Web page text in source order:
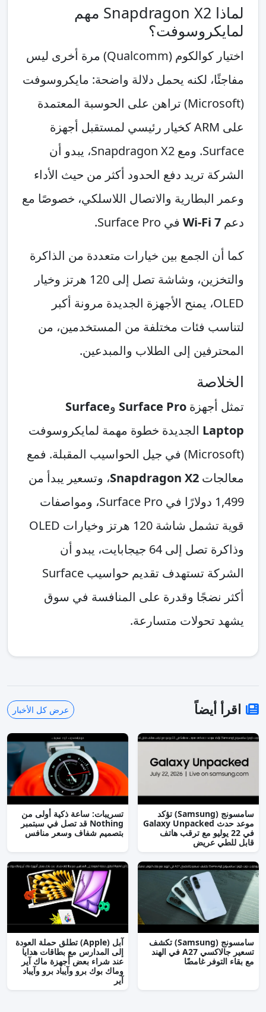
لماذا Snapdragon X2 مهم
لمايكروسوفت؟
اختيار كوالكوم (Qualcomm) مرة أخرى ليس
مفاجئًا، لكنه يحمل دلالة واضحة: مايكروسوفت
(Microsoft) تراهن على الحوسبة المعتمدة
على ARM كخيار رئيسي لمستقبل أجهزة
Surface. ومع Snapdragon X2، يبدو أن
الشركة تريد دفع الحدود أكثر من حيث الأداء
وعمر البطارية والاتصال اللاسلكي، خصوصًا مع
دعم Wi‑Fi 7 في Surface Pro.
كما أن الجمع بين خيارات متعددة من الذاكرة
والتخزين، وشاشة تصل إلى 120 هرتز وخيار
OLED، يمنح الأجهزة الجديدة مرونة أكبر
لتناسب فئات مختلفة من المستخدمين، من
المحترفين إلى الطلاب والمبدعين.
الخلاصة
تمثل أجهزة Surface Pro وSurface
Laptop الجديدة خطوة مهمة لمايكروسوفت
(Microsoft) في جيل الحواسيب المقبلة. فمع
معالجات Snapdragon X2، وتسعير يبدأ من
1,499 دولارًا في Surface Pro، ومواصفات
قوية تشمل شاشة 120 هرتز وخيارات OLED
وذاكرة تصل إلى 64 جيجابايت، يبدو أن
الشركة تستهدف تقديم حواسيب Surface
أكثر نضجًا وقدرة على المنافسة في سوق
يشهد تحولات متسارعة.
اقرأ أيضاً عرض كل الأخبار
سامسونج (Samsung) تؤكد
موعد حدث Galaxy Unpacked
في 22 يوليو مع ترقب هاتف
قابل للطي عريض
تسريبات: ساعة ذكية أولى من
Nothing قد تصل في سبتمبر
بتصميم شفاف وسعر منافس
سامسونج (Samsung) تكشف
تسعير جالاكسي A27 في الهند
مع بقاء التوفر غامضًا
آبل (Apple) تطلق حملة العودة
إلى المدارس مع بطاقات هدايا
عند شراء بعض أجهزة ماك آير
وماك بوك برو وآيباد برو وآيباد
آير